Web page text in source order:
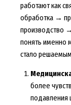
работают как
обработка →
производство
понять именно
стало
более
подавления